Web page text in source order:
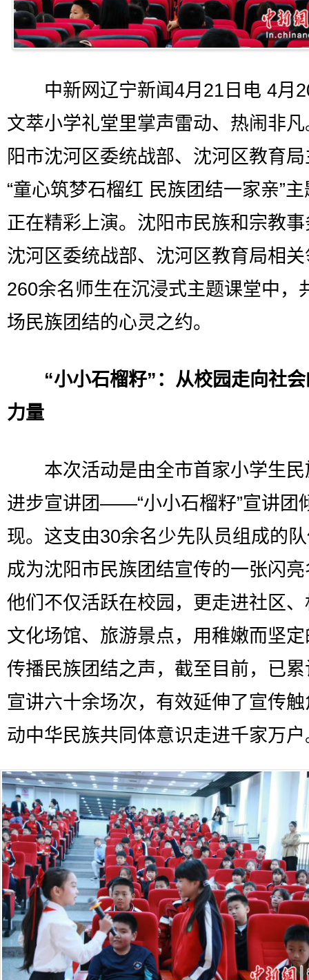
中新网辽宁新闻4月21日电 4月
文萃小学礼堂里掌声雷动、热闹非
阳市沈河区委统战部、沈河区教育
“童心筑梦石榴红 民族团结一家亲”
正在精彩上演。沈阳市民族和宗教
沈河区委统战部、沈河区教育局相
260余名师生在沉浸式主题课堂中，
场民族团结的心灵之约。
“小小石榴籽”：从校园走向社
力量
本次活动是由全市首家小学生民
进步宣讲团——“小小石榴籽”宣讲团
现。这支由30余名少先队员组成的
成为沈阳市民族团结宣传的一张闪
他们不仅活跃在校园，更走进社区
文化场馆、旅游景点，用稚嫩而坚
传播民族团结之声，截至目前，已
宣讲六十余场次，有效延伸了宣传
动中华民族共同体意识走进千家万户